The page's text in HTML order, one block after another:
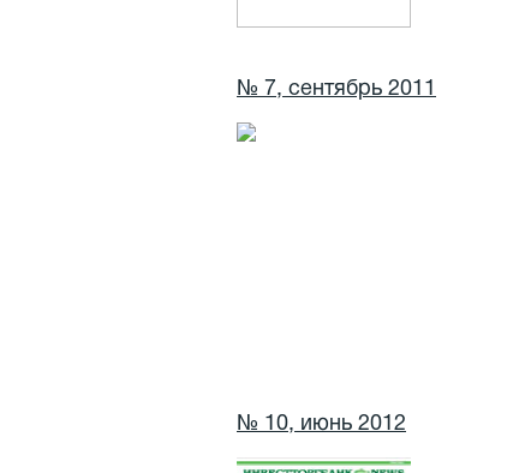
№ 7, сентябрь 2011
№ 10, июнь 2012